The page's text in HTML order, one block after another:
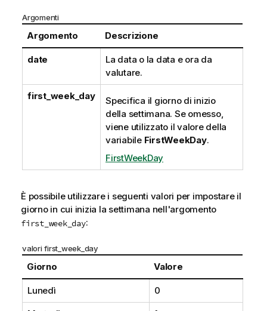
Argomenti
Argomento Descrizione
date
La data o la data e ora da
valutare.
first_week_day
Specifica il giorno di inizio
della settimana. Se omesso,
viene utilizzato il valore della
variabile FirstWeekDay.
FirstWeekDay
È possibile utilizzare i seguenti valori per impostare il
giorno in cui inizia la settimana nell'argomento
first_week_day:
valori first_week_day
Giorno Valore
Lunedì 0